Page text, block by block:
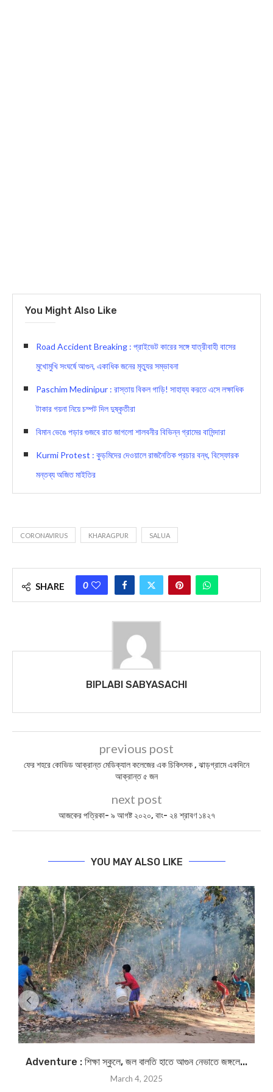
You Might Also Like
Road Accident Breaking : প্রাইভেট কারের সঙ্গে যাত্রীবাহী বাসের
মুখোমুখি সংঘর্ষে আগুন, একাধিক জনের মৃত্যুর সম্ভাবনা
Paschim Medinipur : রাস্তায় বিকল গাড়ি! সাহায্য করতে এসে লক্ষাধিক
টাকার গয়না নিয়ে চম্পট দিল দুষ্কৃতীরা
বিমান ভেঙে পড়ার গুজবে রাত জাগলো শালবনীর বিভিন্ন গ্রামের বাসিন্দারা
Kurmi Protest : কুড়মিদের দেওয়ালে রাজনৈতিক প্রচার বন্ধ, বিস্ফোরক
মন্তব্য অজিত মাইতির
CORONAVIRUS KHARAGPUR SALUA
SHARE 0
BIPLABI SABYASACHI
previous post
ফের শহরে কোভিড আক্রান্ত মেডিক্যাল কলেজের এক চিকিৎসক , ঝাড়গ্রামে একদিনে
আক্রান্ত ৫ জন
next post
আজকের পত্রিকা- ৯ আগষ্ট ২০২০, বাং- ২৪ শ্রাবণ ১৪২৭
YOU MAY ALSO LIKE
Adventure : শিক্ষা স্কুলে, জল বালতি হাতে আগুন নেভাতে জঙ্গলে...
March 4, 2025